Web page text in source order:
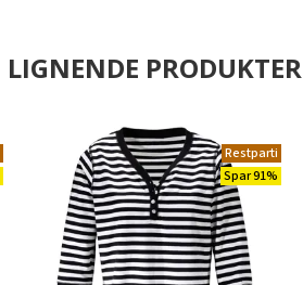
LIGNENDE PRODUKTER
Restparti
Spar 91%